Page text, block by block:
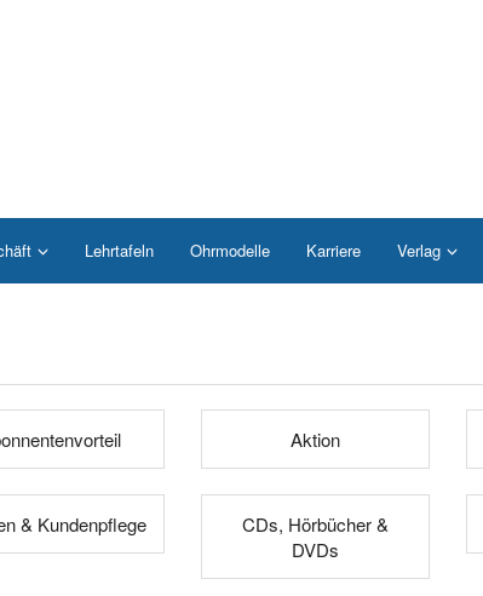
Lehrtafeln Ohrmodelle Karriere Verlag
Aktion
& Kundenpflege
CDs, Hörbücher &
DVDs